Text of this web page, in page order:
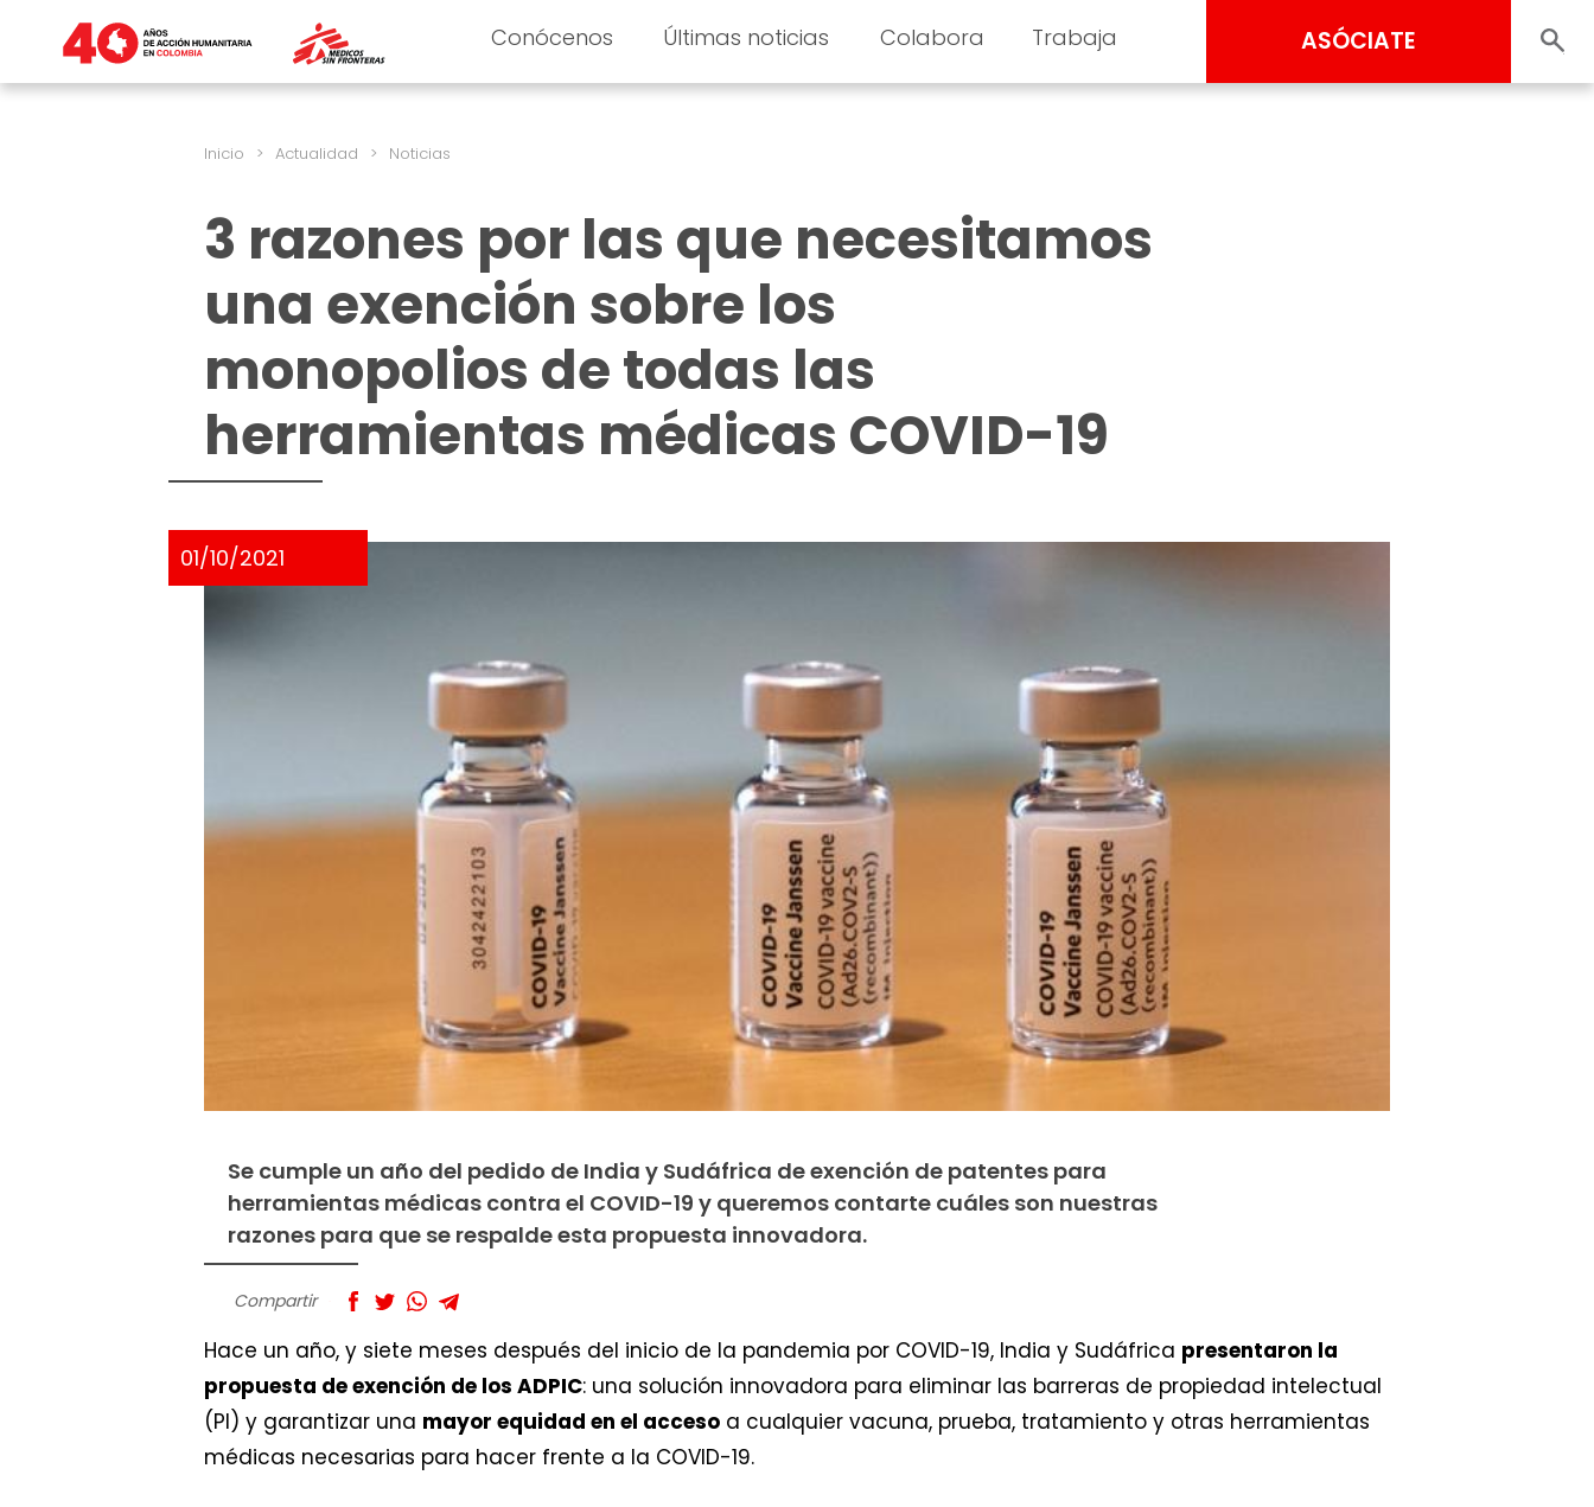
Conócenos Últimas noticias Colabora Trabaja ASÓCIATE
Inicio > Actualidad > Noticias
3 razones por las que necesitamos
una exención sobre los
monopolios de todas las
herramientas médicas COVID-19
01/10/2021
Se cumple un año del pedido de India y Sudáfrica de exención de patentes para
herramientas médicas contra el COVID-19 y queremos contarte cuáles son nuestras
razones para que se respalde esta propuesta innovadora.
Compartir
Hace un año, y siete meses después del inicio de la pandemia por COVID-19, India y Sudáfrica presentaron la
propuesta de exención de los ADPIC: una solución innovadora para eliminar las barreras de propiedad intelectual
(PI) y garantizar una mayor equidad en el acceso a cualquier vacuna, prueba, tratamiento y otras herramientas
médicas necesarias para hacer frente a la COVID-19.